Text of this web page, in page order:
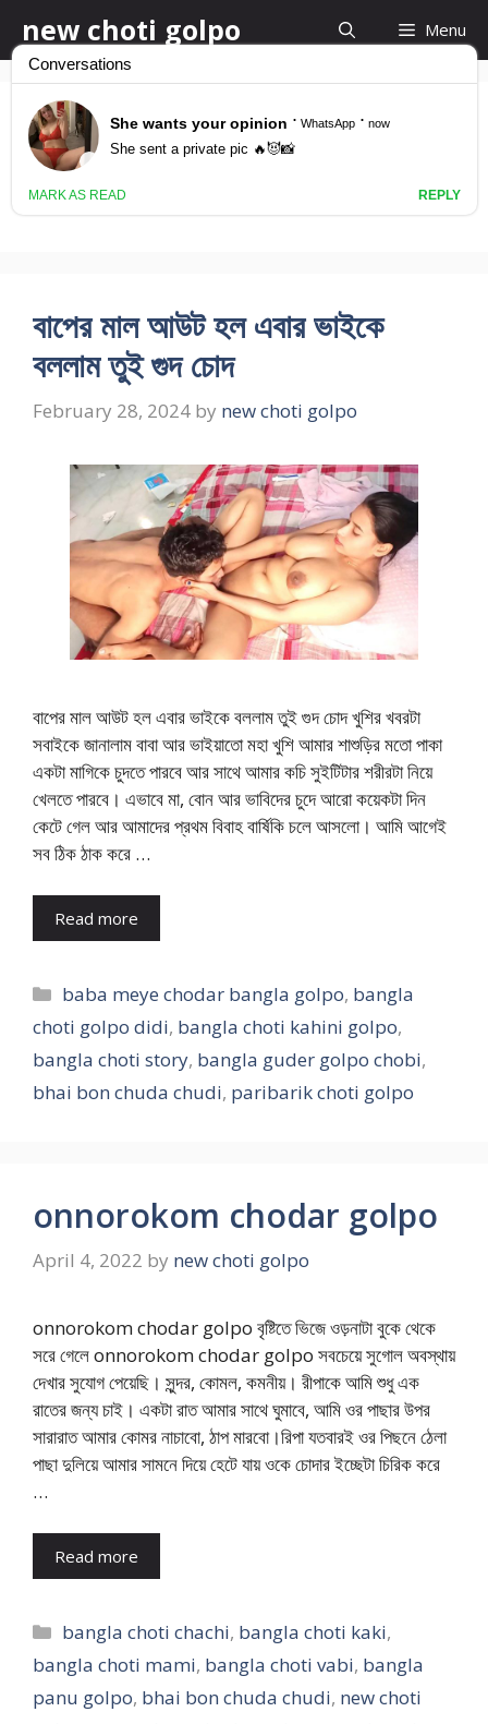
to
content
new choti golpo Menu
bhai bon chuda
chudi
বাপের মাল আউট হল এবার ভাইকে
বললাম তুই গুদ চোদ
February 28, 2024 by new choti golpo
বাপের মাল আউট হল এবার ভাইকে বললাম তুই গুদ চোদ খুশির খবরটা
সবাইকে জানালাম বাবা আর ভাইয়াতো মহা খুশি আমার শাশুড়ির মতো পাকা
একটা মাগিকে চুদতে পারবে আর সাথে আমার কচি সুইটিটার শরীরটা নিয়ে
খেলতে পারবে। এভাবে মা, বোন আর ভাবিদের চুদে আরো কয়েকটা দিন
কেটে গেল আর আমাদের প্রথম বিবাহ বার্ষিকি চলে আসলো। আমি আগেই
সব ঠিক ঠাক করে …
Read more
Categories
baba meye chodar bangla golpo, bangla
choti golpo didi, bangla choti kahini golpo,
bangla choti story, bangla guder golpo chobi,
bhai bon chuda chudi, paribarik choti golpo
onnorokom chodar golpo
April 4, 2022 by new choti golpo
onnorokom chodar golpo বৃষ্টিতে ভিজে ওড়নাটা বুকে থেকে
সরে গেলে onnorokom chodar golpo সবচেয়ে সুগোল অবস্থায়
দেখার সুযোগ পেয়েছি। সুন্দর, কোমল, কমনীয়। রীপাকে আমি শুধু এক
রাতের জন্য চাই। একটা রাত আমার সাথে ঘুমাবে, আমি ওর পাছার উপর
সারারাত আমার কোমর নাচাবো, ঠাপ মারবো।রিপা যতবারই ওর পিছনে ঠেলা
পাছা দুলিয়ে আমার সামনে দিয়ে হেটে যায় ওকে চোদার ইচ্ছেটা চিরিক করে
…
Read more
Categories
bangla choti chachi, bangla choti kaki,
bangla choti mami, bangla choti vabi, bangla
panu golpo, bhai bon chuda chudi, new choti